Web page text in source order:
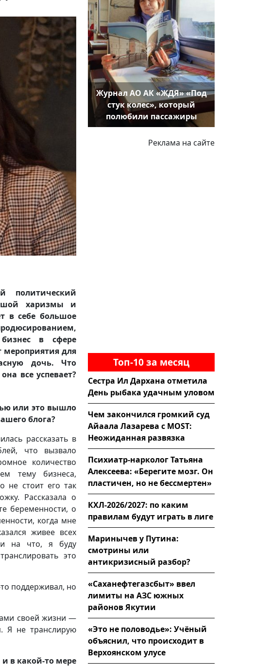
политический
харизмы и
в себе большое
бизнес в сфере
мероприятия для
дочь. Что
все успевает?
или это вышло
блога?
рассказать в
что вызвало
количество
тему бизнеса,
не стоит его так
Рассказала о
беременности, о
когда мне
живее всех
на что, я буду
это
поддерживал, но
своей жизни —
Я не транслирую
в какой-то мере
Журнал АО АК «ЖДЯ» «Под
стук колес», который
полюбили пассажиры
Реклама на сайте
Топ-10 за месяц
Сестра Ил Дархана отметила
День рыбака удачным уловом
Чем закончился громкий суд
Айаала Лазарева с MOST:
Неожиданная развязка
Психиатр-нарколог Татьяна
Алексеева: «Берегите мозг. Он
пластичен, но не бессмертен»
КХЛ-2026/2027: по каким
правилам будут играть в лиге
Маринычев у Путина:
смотрины или
антикризисный разбор?
«Саханефтегазсбыт» ввел
лимиты на АЗС южных
районов Якутии
«Это не половодье»: Учёный
объяснил, что происходит в
Верхоянском улусе